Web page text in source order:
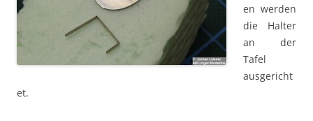
en werden
die Halter
an der
Tafel
ausgericht
et.